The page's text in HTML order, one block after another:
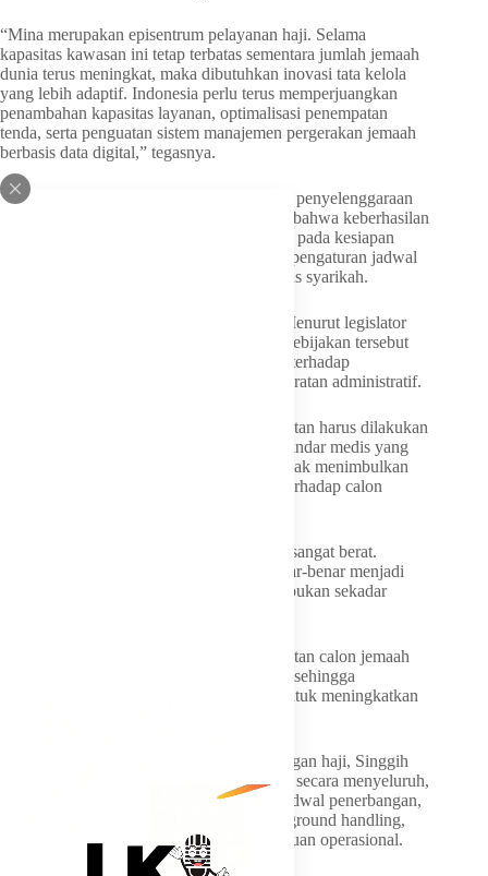
“Mina merupakan episentrum pelayanan haji. Selama
kapasitas kawasan ini tetap terbatas sementara jumlah jemaah
dunia terus meningkat, maka dibutuhkan inovasi tata kelola
yang lebih adaptif. Indonesia perlu terus memperjuangkan
penambahan kapasitas layanan, optimalisasi penempatan
tenda, serta penguatan sistem manajemen pergerakan jemaah
berbasis data digital,” tegasnya.
Ia menambahkan berdasarkan pengalaman penyelenggaraan
haji beberapa tahun terakhir menunjukkan bahwa keberhasilan
pelayanan di Mina tidak hanya bergantung pada kesiapan
petugas, tetapi juga pada kebijakan kuota, pengaturan jadwal
pergerakan jemaah, hingga koordinasi lintas syarikah.
Sedangkan terkait persyaratan istitha’ah, Menurut legislator
Partai Golkar dari Dapil Jateng 5, bahwa kebijakan tersebut
sejatinya merupakan bentuk perlindungan terhadap
keselamatan jemaah, bukan sekadar persyaratan administratif.
Menurutnya, pelaksanaan istitha’ah kesehatan harus dilakukan
secara objektif, transparan, dan berbasis standar medis yang
dapat dipertanggungjawabkan sehingga tidak menimbulkan
persepsi adanya perlakuan yang berbeda terhadap calon
“Ibadah haji merupakan ibadah fisik yang sangat berat.
Karena itu, penerapan istitha’ah harus benar-benar menjadi
instrumen perlindungan terhadap jemaah, bukan sekadar
Ia juga mendorong agar pembinaan kesehatan calon jemaah
dimulai jauh sebelum masa keberangkatan sehingga
masyarakat memiliki waktu yang cukup untuk meningkatkan
Sedangkan terkait masalah delay penerbangan haji, Singgih
menilai persoalan tersebut harus dievaluasi secara menyeluruh,
mulai dari kesiapan armada, manajemen jadwal penerbangan,
koordinasi bandara embarkasi, pelayanan ground handling,
hingga sistem mitigasi ketika terjadi gangguan operasional.